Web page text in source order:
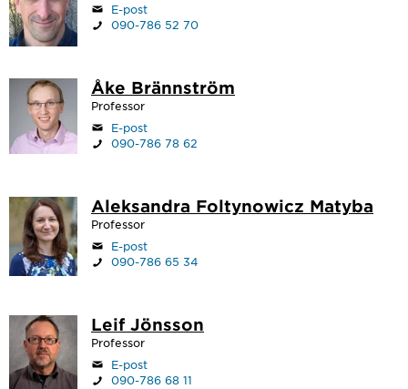
E-post
090-786 52 70
Åke Brännström
Professor
E-post
090-786 78 62
Aleksandra Foltynowicz Matyba
Professor
E-post
090-786 65 34
Leif Jönsson
Professor
E-post
090-786 68 11